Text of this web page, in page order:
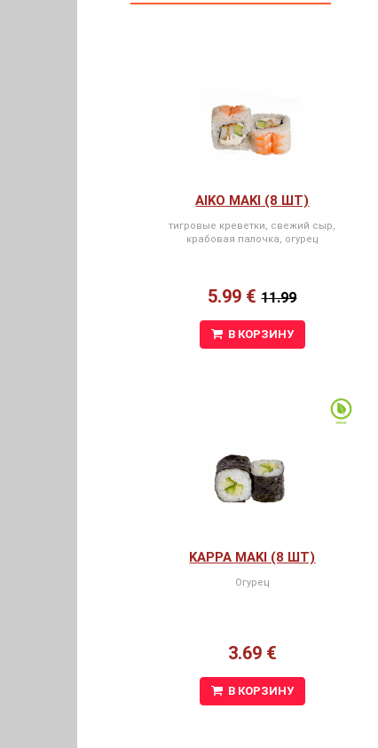
AIKO MAKI (8 ШТ)
тигровые креветки, свежий сыр,
крабовая палочка, огурец
5.99 €11.99
В КОРЗИНУ
KAPPA MAKI (8 ШТ)
Огурец
3.69 €
В КОРЗИНУ